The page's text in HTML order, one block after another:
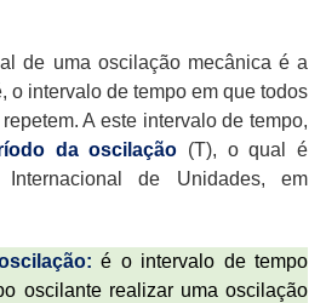
de uma oscilação mecânica é a
o intervalo de tempo em que todos
A este intervalo de tempo,
da oscilação (T), o qual é
de Unidades, em
é o intervalo de tempo
oscilante realizar uma oscilação